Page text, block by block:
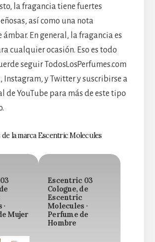
la fragancia tiene fuertes
así como una nota
En general, la fragancia es
cualquier ocasión. Eso es todo
seguir TodosLosPerfumes.com
Instagram, y Twitter y suscribirse a
de YouTube para más de este tipo
la marca Escentric Molecules
Mujer
Escentric 03
Cologne, de
Escentric
Molecules ·
Perfume de
Hombre